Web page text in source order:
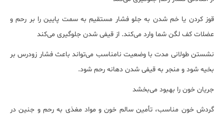
قوز کردن یا خم شدن به جلو فشار مستقیم به سمت پایین را بر رحم و
عضلات کف لگن شما وارد می‌کند. از قیفی شدن جلوگیری می‌کند
نشستن طولانی مدت با وضعیت نامناسب می‌تواند باعث فشار زودرس بر
بخیه شود و منجر به قیفی شدن دهانه رحم شود.
جریان خون را بهبود می‌بخشد
گردش خون مناسب، تأمین سالم خون و مواد مغذی به رحم و جنین در